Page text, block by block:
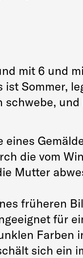
mit 6 und
Sommer,
die vom
Mutter
früheren
für
Farben
sich ein